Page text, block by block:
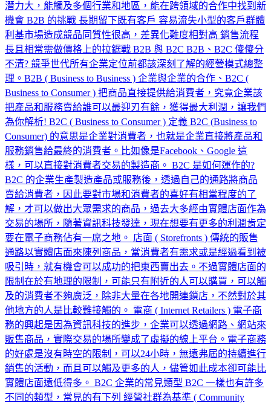
潛力大，能觸及多個行業和地區，能在跨領域的合作中找到新
機會 B2B 的挑戰 長期留下既有客戶 容易流失小型的客戶群體
利基市場造成競品同質性很高，差異化難度相對高 銷售流程
長且相常需做價格上的拉鋸戰 B2B 與 B2C B2B、B2C 傻傻分
不清? 競爭世代所有企業定位前都該深刻了解的經營模式總整
理。B2B ( Business to Business ) 企業與企業的合作、B2C (
Business to Consumer ) 把商品直接提供給消費者，究竟企業該
把產品和服務賣給誰可以最迎刃有餘，獲得最大利潤，讓我們
為你解析! B2C ( Business to Consumer ) 定義 B2C (Business to
Consumer) 的意思是企業對消費者，也就是企業直接將產品和
服務銷售給最終的消費者。比如像是Facebook、Google 這
樣，可以直接對消費者交易的製造商。 B2C 是如何運作的?
B2C 的企業生產製造產品或服務後，透過自己的通路將商品
賣給消費者，因此要對市場和消費者的喜好有相當程度的了
解，才可以做出大眾需求的商品，過去大多經由實體店面作為
交易的場所，隨著資訊科技發達，現在想要有更多的利潤肯定
要在電子商務佔有一席之地。 店面 ( Storefronts ) 傳統的販售
通路以實體店面來陳列商品，當消費者有需求或是經過看到被
吸引時，就有機會可以成功的把東西賣出去。不過實體店面的
限制在於有地理的限制，可能只有附近的人可以購買，可以觸
及的消費者不夠廣泛，除非大量在各地開連鎖店，不然對於其
他地方的人是比較難接觸的。 電商 ( Internet Retailers ) 電子商
務的興起是因為資訊科技的進步，企業可以透過網路、網站來
販售商品，實際交易的場所變成了虛擬的線上平台。電子商務
的好處是沒有時空的限制，可以24小時，無遠弗屆的持續進行
銷售的活動，而且可以觸及更多的人，儘管如此成本卻可能比
實體店面遠低得多。 B2C 企業的常見類型 B2C 一樣也有許多
不同的類型，常見的有下列 經營社群為基準 ( Community